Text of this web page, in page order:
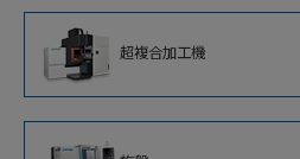
5軸制御大型マシニングセンタ
5軸制御高速ブレード加工専用機
複合加工機
5軸制御立形複合加工機
立形複合加工機
超複合加工機
超複合加工機